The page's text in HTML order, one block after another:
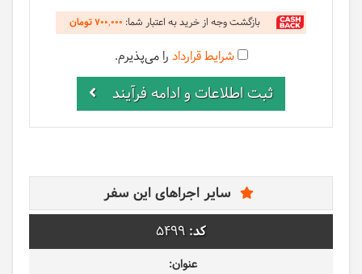
بازگشت وجه از خرید به اعتبار شما: 700,000تومان
شرایط قرارداد را می‌پذیرم.
ثبت اطلاعات و ادامه فرآیند
سایر اجراهای این سفر
5499